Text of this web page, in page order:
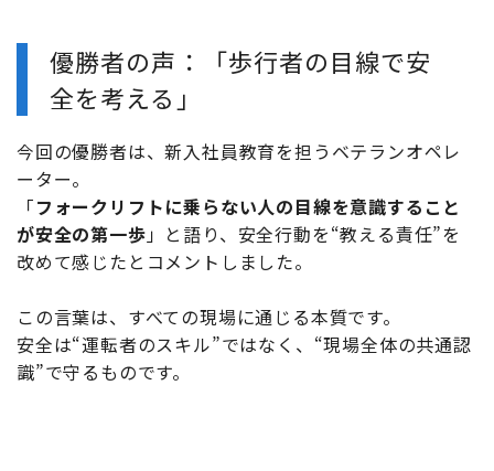
優勝者の声：「歩行者の目線で安
全を考える」
今回の優勝者は、新入社員教育を担うベテランオペレ
ーター。
「フォークリフトに乗らない人の目線を意識すること
が安全の第一歩」と語り、安全行動を“教える責任”を
改めて感じたとコメントしました。
この言葉は、すべての現場に通じる本質です。
安全は“運転者のスキル”ではなく、“現場全体の共通認
識”で守るものです。